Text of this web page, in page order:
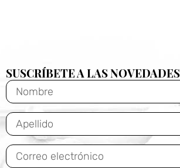
SUSCRÍBETE A LAS NOVEDADES